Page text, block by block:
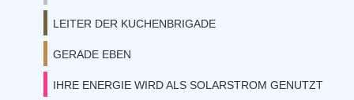
LEITER DER KUCHENBRIGADE
GERADE EBEN
IHRE ENERGIE WIRD ALS SOLARSTROM GENUTZT